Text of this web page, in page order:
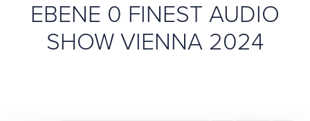
EBENE 0 FINEST AUDIO
SHOW VIENNA 2024